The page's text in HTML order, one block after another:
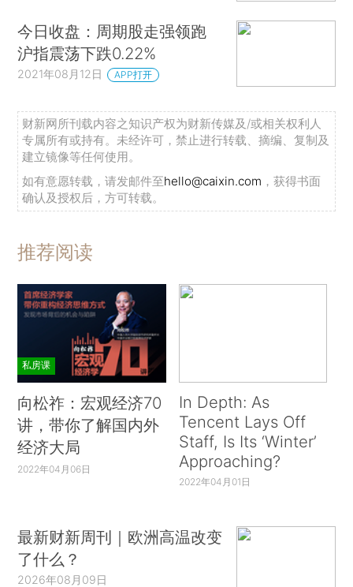
今日收盘：周期股走强领跑
沪指震荡下跌0.22%
2021年08月12日 APP打开
财新网所刊载内容之知识产权为财新传媒及/或相关权利人
专属所有或持有。未经许可，禁止进行转载、摘编、复制及
建立镜像等任何使用。
如有意愿转载，请发邮件至hello@caixin.com ，获得书面
确认及授权后，方可转载。
推荐阅读
私房课
向松祚：宏观经济70
讲，带你了解国内外
经济大局
2022年04月06日
In Depth: As
Tencent Lays Off
Staff, Is Its ‘Winter’
Approaching?
2022年04月01日
最新财新周刊｜欧洲高温改变
了什么？
2026年08月09日